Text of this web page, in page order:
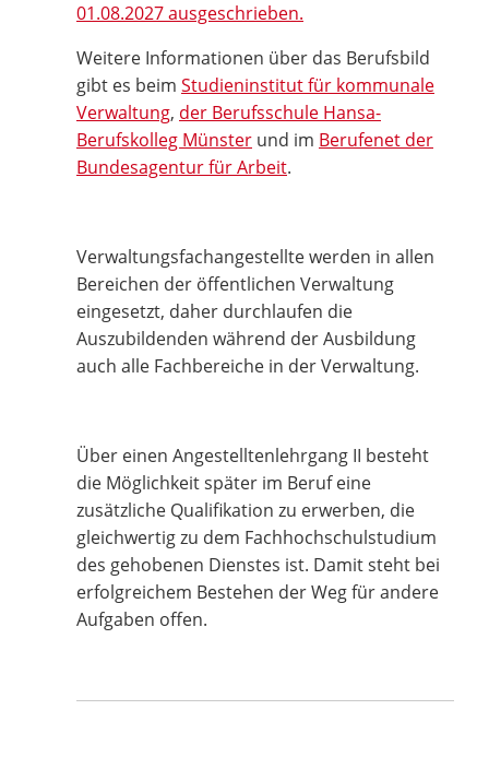
01.08.2027 ausgeschrieben.
Weitere Informationen über das Berufsbild
gibt es beim Studieninstitut für kommunale
Verwaltung, der Berufsschule Hansa-
Berufskolleg Münster und im Berufenet der
Bundesagentur für Arbeit.
Verwaltungsfachangestellte werden in allen
Bereichen der öffentlichen Verwaltung
eingesetzt, daher durchlaufen die
Auszubildenden während der Ausbildung
auch alle Fachbereiche in der Verwaltung.
Über einen Angestelltenlehrgang II besteht
die Möglichkeit später im Beruf eine
zusätzliche Qualifikation zu erwerben, die
gleichwertig zu dem Fachhochschulstudium
des gehobenen Dienstes ist. Damit steht bei
erfolgreichem Bestehen der Weg für andere
Aufgaben offen.